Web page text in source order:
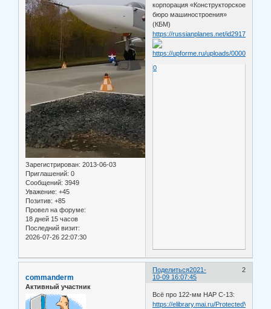
Зарегистрирован: 2013-06-03
Приглашений: 0
Сообщений: 3949
Уважение: +45
Позитив: +85
Провел на форуме:
18 дней 15 часов
Последний визит:
2026-07-26 22:07:30
корпорация «Конструкторское
бюро машиностроения»
(КБМ)
https://russianplanes.net/id291731
0
Поделиться 2
2021-
10-09 16:07:45
commanderm
Активный участник
Всё про 122-мм НАР С-13:
https://elibrary.mai.ru/ProtectedView/B